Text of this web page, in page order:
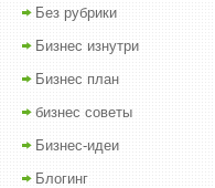
Без рубрики
Бизнес изнутри
Бизнес план
бизнес советы
Бизнес-идеи
Блогинг